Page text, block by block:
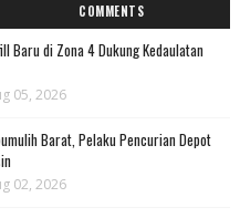
COMMENTS
Baru di Zona 4 Dukung Kedaulatan
05, 2026
Barat, Pelaku Pencurian Depot
02, 2026